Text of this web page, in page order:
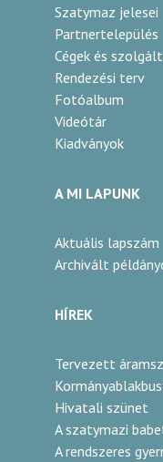
Szatymaz jelesei
Partnertelepülés
Cégek és
Rendezési terv
Fotóalbum
Videótár
Kiadványok
A MI LAPUNK
Aktuális lapszám
Archivált
HÍREK
Tervezett
Hivatali szünet
A szatymazi
A rendszeres